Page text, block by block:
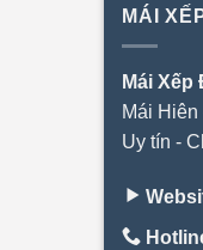
MÁI
Mái Xếp
Mái
Uy tín -